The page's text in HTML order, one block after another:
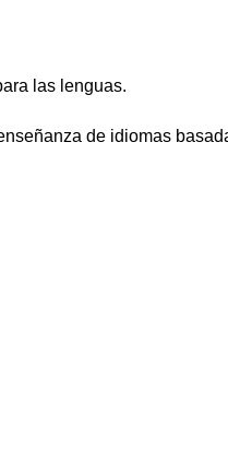
las lenguas.
de idiomas